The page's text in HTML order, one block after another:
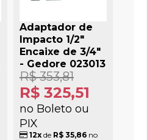
Adaptador de
Impacto 1/2"
Encaixe de 3/4"
- Gedore 023013
R$ 325,51
no Boleto ou
PIX
R$ 353,81
12xde R$ 35,86no